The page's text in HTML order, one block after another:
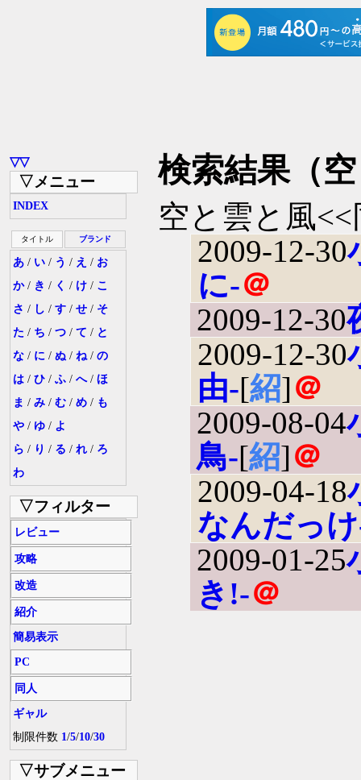
▽▽
▽メニュー
INDEX
タイトル ブランド
あ / い / う / え / お
か/ き / く / け / こ
さ / し / す / せ / そ
た / ち / つ / て / と
な / に / ぬ / ね / の
は / ひ / ふ / へ/ ほ
ま / み / む / め / も
や / ゆ / よ
ら / り / る / れ / ろ
わ
▽フィルター
レビュー
攻略
改造
紹介
簡易表示
PC
同人
ギャル
制限件数 1/5/10/30
▽サブメニュー
検索結果（
空と雲と風<<
2009-12-30
に-＠
2009-12-30
2009-12-30
由-[紹]＠
2009-08-04
鳥-[紹]＠
2009-04-18
なんだっ
2009-01-25
き!-＠